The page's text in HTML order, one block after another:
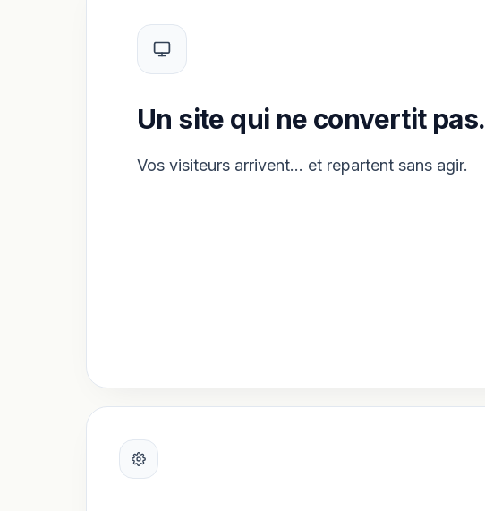
Un site qui ne convertit pas.
Vos visiteurs arrivent… et repartent sans agir.